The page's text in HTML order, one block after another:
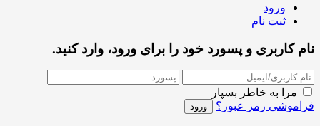
ورود
ثبت نام
نام کاربری و پسورد خود را برای ورود، وارد کنید.
مرا به خاطر بسپار
فراموشی رمز عبور؟